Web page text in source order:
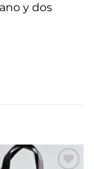
y dos